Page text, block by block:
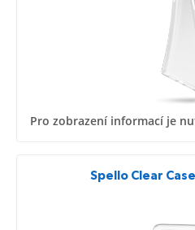
Pro zobrazení informací je
Spello Clear